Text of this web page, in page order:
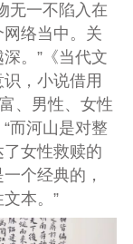
无一不陷入在
络当中。关
。”《当代文
，小说借用
、男性、女性
而河山是对整
女性救赎的
个经典的，
本。”